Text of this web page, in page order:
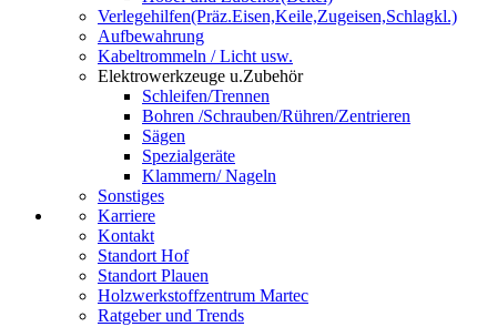
Verlegehilfen(Präz.Eisen,Keile,Zugeisen,Schlagkl.)
Aufbewahrung
Kabeltrommeln / Licht usw.
Elektrowerkzeuge u.Zubehör
Schleifen/Trennen
Bohren /Schrauben/Rühren/Zentrieren
Sägen
Spezialgeräte
Klammern/ Nageln
Sonstiges
Karriere
Kontakt
Standort Hof
Standort Plauen
Holzwerkstoffzentrum Martec
Ratgeber und Trends